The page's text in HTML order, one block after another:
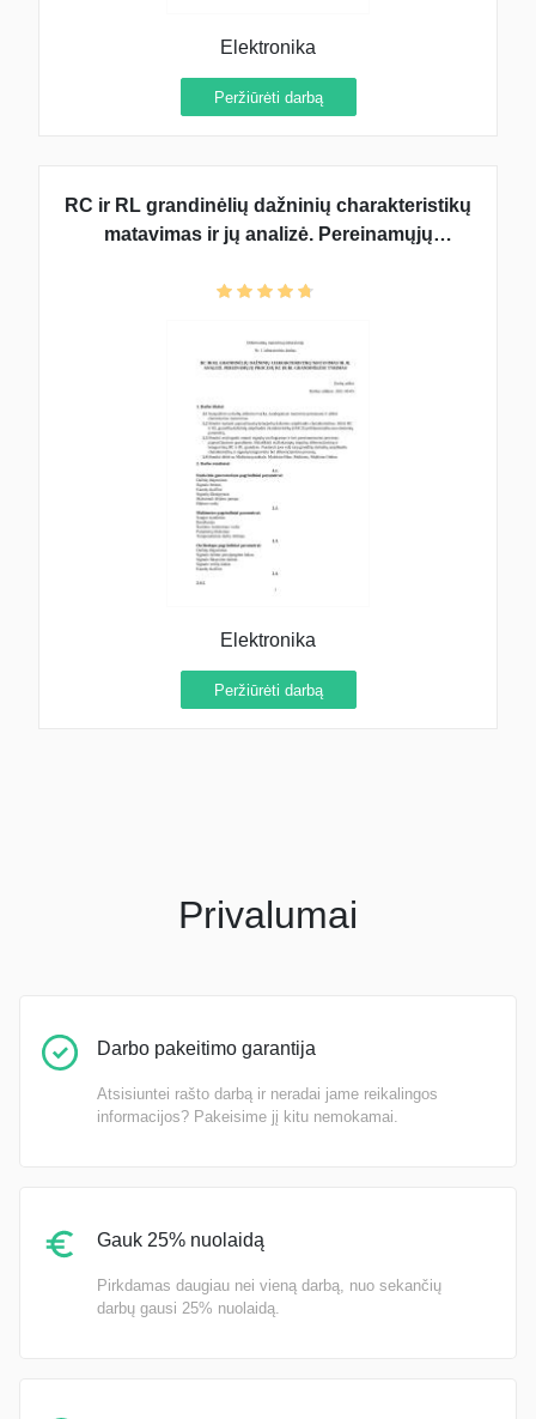
Elektronika
Peržiūrėti darbą
RC ir RL grandinėlių dažninių charakteristikų
matavimas ir jų analizė. Pereinamųjų
Elektronika
Peržiūrėti darbą
Privalumai
Darbo pakeitimo garantija
Atsisiuntei rašto darbą ir neradai jame reikalingos
informacijos? Pakeisime jį kitu nemokamai.
Gauk 25% nuolaidą
Pirkdamas daugiau nei vieną darbą, nuo sekančių
darbų gausi 25% nuolaidą.